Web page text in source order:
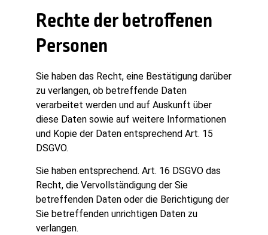
Rechte der betroffenen
Personen
Sie haben das Recht, eine Bestätigung darüber
zu verlangen, ob betreffende Daten
verarbeitet werden und auf Auskunft über
diese Daten sowie auf weitere Informationen
und Kopie der Daten entsprechend Art. 15
DSGVO.
Sie haben entsprechend. Art. 16 DSGVO das
Recht, die Vervollständigung der Sie
betreffenden Daten oder die Berichtigung der
Sie betreffenden unrichtigen Daten zu
verlangen.